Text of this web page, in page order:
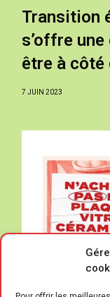
Transition
s’offre
être à côté
7 JUIN 2023